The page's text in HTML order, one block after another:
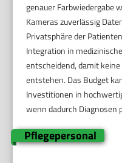
genauer Farbwiedergabe
Kameras zuverlässig
Privatsphäre der
Integration in
entscheidend, damit
entstehen. Das Budget
Investitionen in
wenn dadurch Diagnosen
Pflegepersonal